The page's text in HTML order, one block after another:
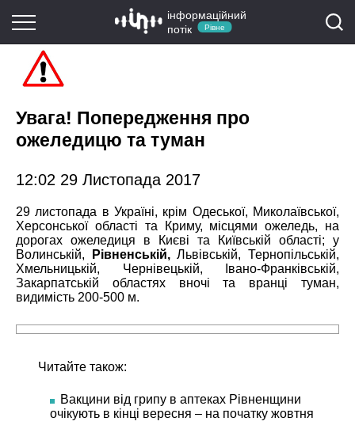
інформаційний
потік
Рівне
Увага! Попередження про
ожеледицю та туман
12:02 29 Листопада 2017
29 листопада в Україні, крім Одеської, Миколаївської,
Херсонської області та Криму, місцями ожеледь, на
дорогах ожеледиця в Києві та Київській області; у
Волинській, Рівненській,Львівській, Тернопільській,
Хмельницькій, Чернівецькій, Івано-Франківській,
Закарпатській областях вночі та вранці туман,
видимість 200-500 м.
Читайте також:
Вакцини від грипу в аптеках Рівненщини
очікують в кінці вересня – на початку жовтня